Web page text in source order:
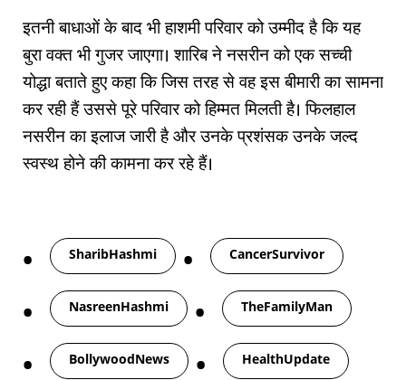
इतनी बाधाओं के बाद भी हाशमी परिवार को उम्मीद है कि यह
बुरा वक्त भी गुजर जाएगा। शारिब ने नसरीन को एक सच्ची
योद्धा बताते हुए कहा कि जिस तरह से वह इस बीमारी का सामना
कर रही हैं उससे पूरे परिवार को हिम्मत मिलती है। फिलहाल
नसरीन का इलाज जारी है और उनके प्रशंसक उनके जल्द
स्वस्थ होने की कामना कर रहे हैं।
SharibHashmi CancerSurvivor
NasreenHashmi TheFamilyMan
BollywoodNews HealthUpdate